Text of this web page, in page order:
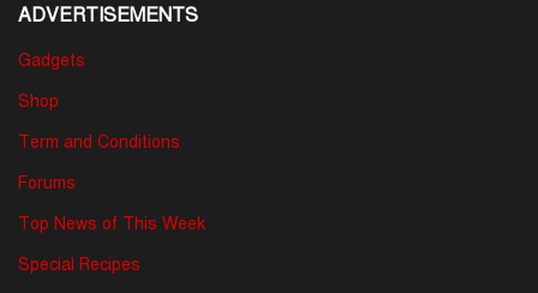
ADVERTISEMENTS
Gadgets
Shop
Term and Conditions
Forums
Top News of This Week
Special Recipes